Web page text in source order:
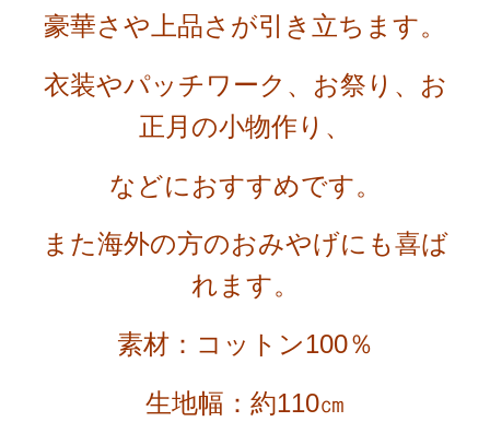
豪華さや上品さが引き立ちます。
衣装やパッチワーク、お祭り、お
正月の小物作り、
などにおすすめです。
また海外の方のおみやげにも喜ば
れます。
素材：コットン100％
生地幅：約110㎝